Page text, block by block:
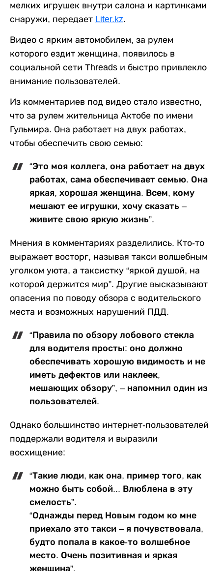
мелких игрушек внутри салона и картинками
снаружи, передает Liter.kz.
Видео с ярким автомобилем, за рулем
которого ездит женщина, появилось в
социальной сети Threads и быстро привлекло
внимание пользователей.
Из комментариев под видео стало известно,
что за рулем жительница Актобе по имени
Гульмира. Она работает на двух работах,
чтобы обеспечить свою семью:
“Это моя коллега, она работает на двух
работах, сама обеспечивает семью. Она
яркая, хорошая женщина. Всем, кому
мешают ее игрушки, хочу сказать –
живите свою яркую жизнь”.
Мнения в комментариях разделились. Кто-то
выражает восторг, называя такси волшебным
уголком уюта, а таксистку “яркой душой, на
которой держится мир”. Другие высказывают
опасения по поводу обзора с водительского
места и возможных нарушений ПДД.
“Правила по обзору лобового стекла
для водителя просты: оно должно
обеспечивать хорошую видимость и не
иметь дефектов или наклеек,
мешающих обзору”, – напомнил один из
пользователей.
Однако большинство интернет-пользователей
поддержали водителя и выразили
восхищение:
“Такие люди, как она, пример того, как
можно быть собой... Влюблена в эту
смелость”.
“Однажды перед Новым годом ко мне
приехало это такси – я почувствовала,
будто попала в какое-то волшебное
место. Очень позитивная и яркая
женщина”.